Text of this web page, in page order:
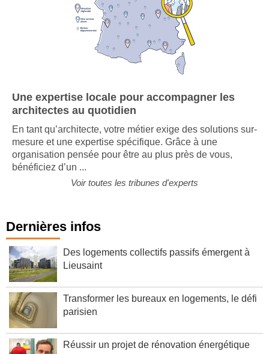
Une expertise locale pour accompagner les
architectes au quotidien
En tant qu’architecte, votre métier exige des solutions sur-
mesure et une expertise spécifique. Grâce à une
organisation pensée pour être au plus près de vous,
bénéficiez d’un ...
Voir toutes les tribunes d'experts
Dernières infos
Des logements collectifs passifs émergent à
Lieusaint
Transformer les bureaux en logements, le défi
parisien
Réussir un projet de rénovation énergétique